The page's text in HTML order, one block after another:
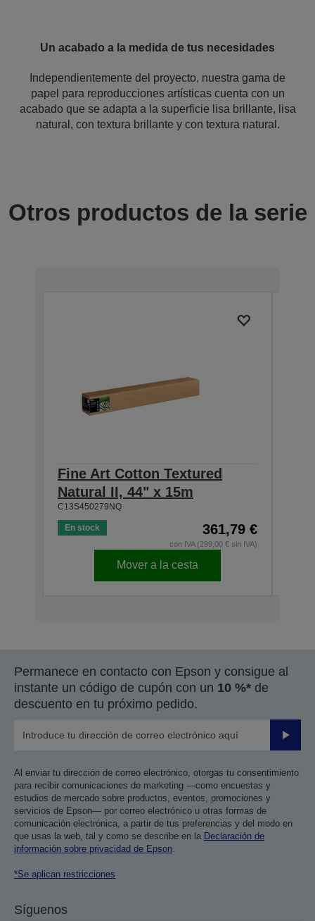
Un acabado a la medida de tus necesidades
Independientemente del proyecto, nuestra gama de
papel para reproducciones artísticas cuenta con un
acabado que se adapta a la superficie lisa brillante, lisa
natural, con textura brillante y con textura natural.
Otros productos de la serie
Fine Art Cotton Textured
Natural II, 44" x 15m
C13S450279NQ
En stock 361,79 €
con IVA (299,00 € sin IVA)
Mover a la cesta
Permanece en contacto con Epson y consigue al
instante un código de cupón con un 10 %* de
descuento en tu próximo pedido.
Enviar
Al enviar tu dirección de correo electrónico, otorgas tu consentimiento
para recibir comunicaciones de marketing —como encuestas y
estudios de mercado sobre productos, eventos, promociones y
servicios de Epson— por correo electrónico u otras formas de
comunicación electrónica, a partir de tus preferencias y del modo en
que usas la web, tal y como se describe en la Declaración de
información sobre privacidad de Epson
*Se aplican restricciones
Síguenos